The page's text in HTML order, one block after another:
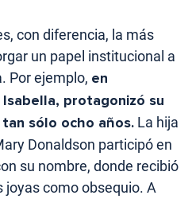
con diferencia, la más
un papel institucional a
Por ejemplo, en
protagonizó su
sólo ocho años. La hija
Donaldson participó en
su nombre, donde recibió
como obsequio. A